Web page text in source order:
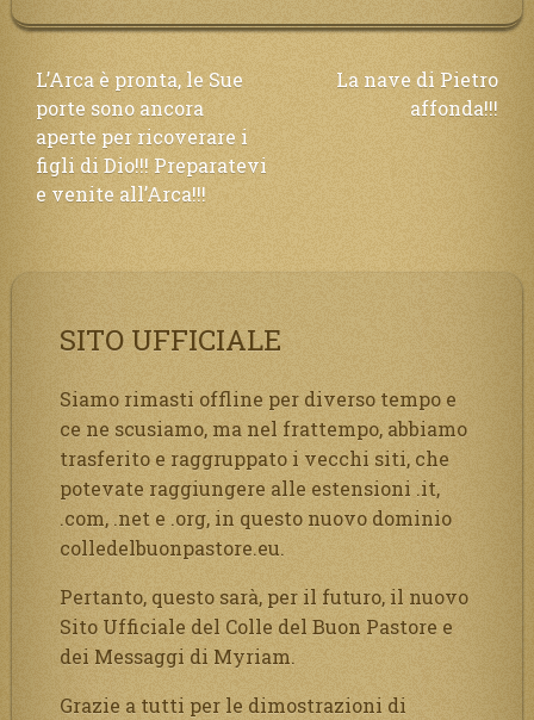
Navigazione
articoli
L’Arca è pronta, le Sue
porte sono ancora
aperte per ricoverare i
figli di Dio!!! Preparatevi
e venite all’Arca!!!
La nave di Pietro
affonda!!!
SITO UFFICIALE
Siamo rimasti offline per diverso tempo e
ce ne scusiamo, ma nel frattempo, abbiamo
trasferito e raggruppato i vecchi siti, che
potevate raggiungere alle estensioni .it,
.com, .net e .org, in questo nuovo dominio
colledelbuonpastore.eu.
Pertanto, questo sarà, per il futuro, il nuovo
Sito Ufficiale del Colle del Buon Pastore e
dei Messaggi di Myriam.
Grazie a tutti per le dimostrazioni di